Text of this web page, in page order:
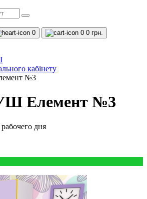
0 0 0 грн.
кабінету
№3
Елемент №3
дня